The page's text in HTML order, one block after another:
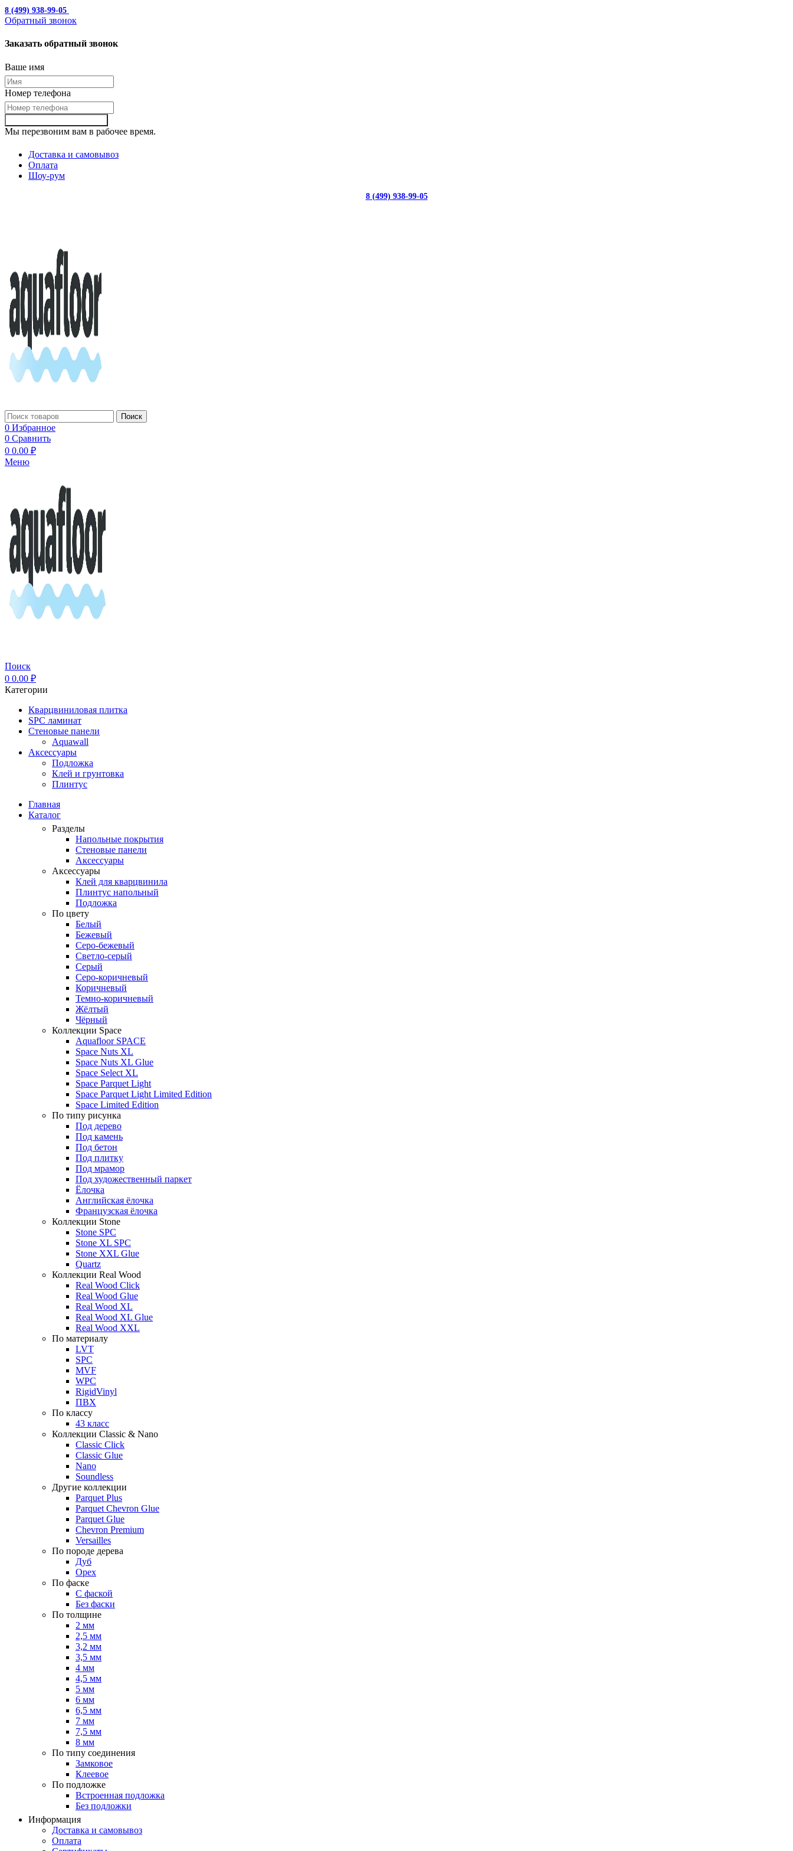
8 (499) 938-99-05
Обратный звонок
Заказать обратный звонок
Ваше имя
Номер телефона
Мы перезвоним вам в рабочее время.
Доставка и самовывоз
Оплата
Шоу-рум
8 (499) 938-99-05
Поиск
0 Избранное
0 Сравнить
0 0.00 ₽
Меню
Поиск
0 0.00 ₽
Категории
Кварцвиниловая плитка
SPC ламинат
Стеновые панели
Aquawall
Аксессуары
Подложка
Клей и грунтовка
Плинтус
Главная
Каталог
Разделы
Напольные покрытия
Стеновые панели
Аксессуары
Аксессуары
Клей для кварцвинила
Плинтус напольный
Подложка
По цвету
Белый
Бежевый
Серо-бежевый
Светло-серый
Серый
Серо-коричневый
Коричневый
Темно-коричневый
Жёлтый
Чёрный
Коллекции Space
Aquafloor SPACE
Space Nuts XL
Space Nuts XL Glue
Space Select XL
Space Parquet Light
Space Parquet Light Limited Edition
Space Limited Edition
По типу рисунка
Под дерево
Под камень
Под бетон
Под плитку
Под мрамор
Под художественный паркет
Ёлочка
Английская ёлочка
Французская ёлочка
Коллекции Stone
Stone SPC
Stone XL SPC
Stone XXL Glue
Quartz
Коллекции Real Wood
Real Wood Click
Real Wood Glue
Real Wood XL
Real Wood XL Glue
Real Wood XXL
По материалу
LVT
SPC
MVF
WPC
RigidVinyl
ПВХ
По классу
43 класс
Коллекции Classic & Nano
Classic Click
Classic Glue
Nano
Soundless
Другие коллекции
Parquet Plus
Parquet Chevron Glue
Parquet Glue
Chevron Premium
Versailles
По породе дерева
Дуб
Орех
По фаске
С фаской
Без фаски
По толщине
2 мм
2,5 мм
3,2 мм
3,5 мм
4 мм
4,5 мм
5 мм
6 мм
6,5 мм
7 мм
7,5 мм
8 мм
По типу соединения
Замковое
Клеевое
По подложке
Встроенная подложка
Без подложки
Информация
Доставка и самовывоз
Оплата